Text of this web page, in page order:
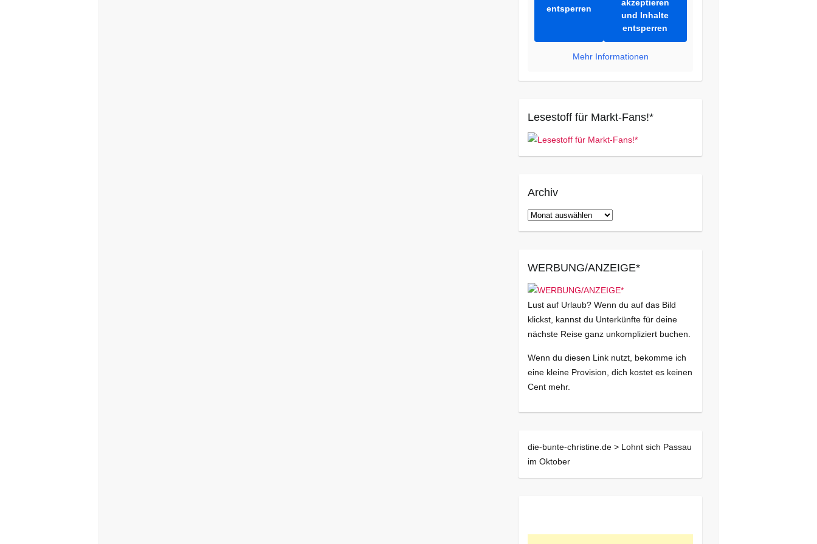
entsperren
akzeptieren
und Inhalte
entsperren
Mehr Informationen
Lesestoff für Markt-Fans!*
Archiv
Archiv
WERBUNG/ANZEIGE*
Lust auf Urlaub? Wenn du auf das Bild
klickst, kannst du Unterkünfte für deine
nächste Reise ganz unkompliziert buchen.
Wenn du diesen Link nutzt, bekomme ich
eine kleine Provision, dich kostet es keinen
Cent mehr.
die-bunte-christine.de > Lohnt sich Passau
im Oktober